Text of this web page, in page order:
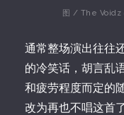
图 / The Voidz
通常整场演出往往
的冷笑话，胡言乱
和疲劳程度而定的
改为再也不唱这首